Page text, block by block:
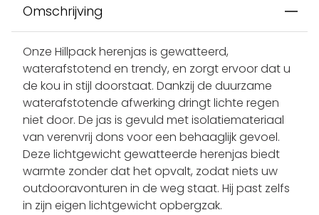
Omschrijving
Onze Hillpack herenjas is gewatteerd,
waterafstotend en trendy, en zorgt ervoor dat u
de kou in stijl doorstaat. Dankzij de duurzame
waterafstotende afwerking dringt lichte regen
niet door. De jas is gevuld met isolatiemateriaal
van verenvrij dons voor een behaaglijk gevoel.
Deze lichtgewicht gewatteerde herenjas biedt
warmte zonder dat het opvalt, zodat niets uw
outdooravonturen in de weg staat. Hij past zelfs
in zijn eigen lichtgewicht opbergzak.